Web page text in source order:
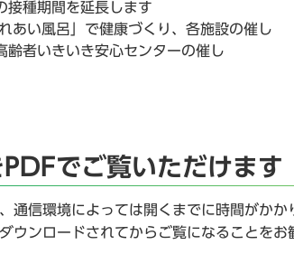
接種期間を延長します
あい風呂」で健康づくり、各施設の催し
齢者いきいき安心センターの催し
PDFでご覧いただけます
通信環境によっては開くまでに時間がかか
ウンロードされてからご覧になることをお